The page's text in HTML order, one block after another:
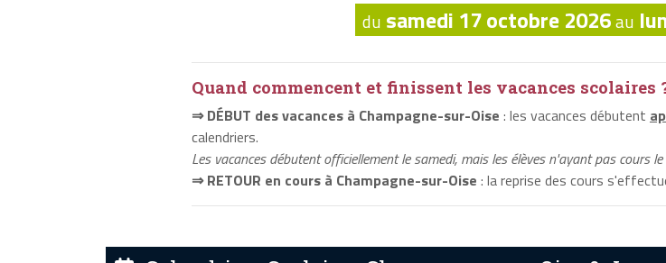
du samedi 17 octobre 2026au
Quand commencent et finissent les vacances scolaires
⇒ DÉBUT des vacances à Champagne-sur-Oise : les vacances débutent
calendriers.
Les vacances débutent officiellement le samedi, mais les élèves n'ayant pas cours
⇒ RETOUR en cours à Champagne-sur-Oise : la reprise des cours